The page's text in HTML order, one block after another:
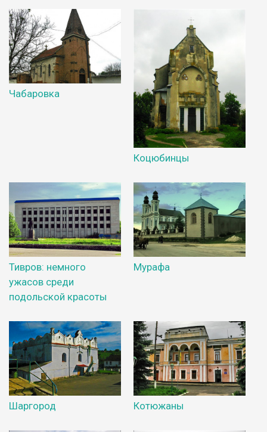
Чабаровка
Коцюбинцы
Тивров: немного
ужасов среди
подольской красоты
Мурафа
Шаргород Котюжаны